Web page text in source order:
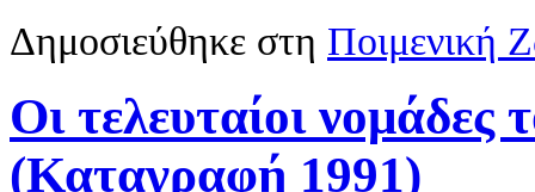
Δημοσιεύθηκε στη Ποιμενική
Οι τελευταίοι
(Καταγραφή 1991)